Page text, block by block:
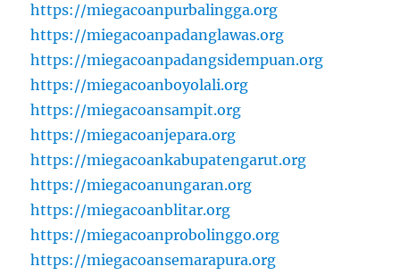
https://miegacoanpurbalingga.org
https://miegacoanpadanglawas.org
https://miegacoanpadangsidempuan.org
https://miegacoanboyolali.org
https://miegacoansampit.org
https://miegacoanjepara.org
https://miegacoankabupatengarut.org
https://miegacoanungaran.org
https://miegacoanblitar.org
https://miegacoanprobolinggo.org
https://miegacoansemarapura.org